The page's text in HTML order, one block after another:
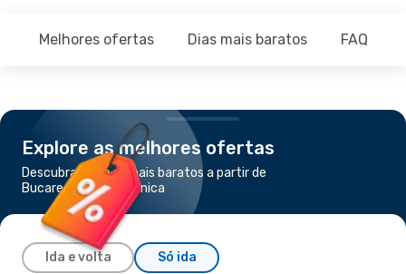
Melhores ofertas Dias mais baratos FAQ
Explore as melhores ofertas
Descubra os voos mais baratos a partir de
Bucareste para Salónica
Ida e volta Só ida